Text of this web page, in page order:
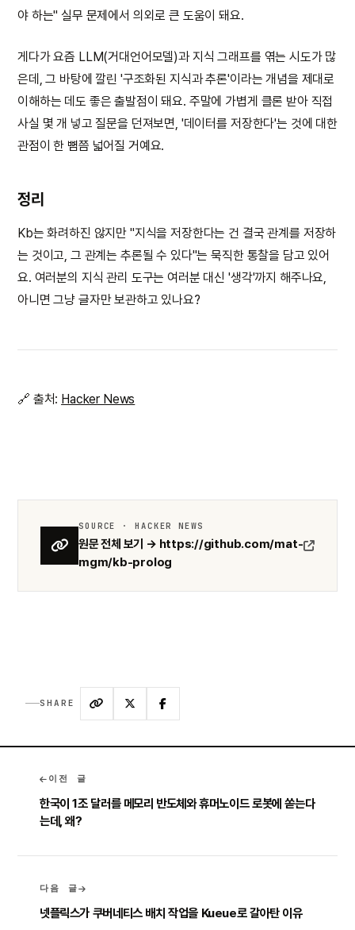
야 하는" 실무 문제에서 의외로 큰 도움이 돼요.
게다가 요즘 LLM(거대언어모델)과 지식 그래프를 엮는 시도가 많
은데, 그 바탕에 깔린 '구조화된 지식과 추론'이라는 개념을 제대로
이해하는 데도 좋은 출발점이 돼요. 주말에 가볍게 클론 받아 직접
사실 몇 개 넣고 질문을 던져보면, '데이터를 저장한다'는 것에 대한
관점이 한 뼘쯤 넓어질 거예요.
정리
Kb는 화려하진 않지만 "지식을 저장한다는 건 결국 관계를 저장하
는 것이고, 그 관계는 추론될 수 있다"는 묵직한 통찰을 담고 있어
요. 여러분의 지식 관리 도구는 여러분 대신 '생각'까지 해주나요,
아니면 그냥 글자만 보관하고 있나요?
🔗 출처: Hacker News
SOURCE · HACKER NEWS
원문 전체 보기 → https://github.com/mat-
mgm/kb-prolog
SHARE
이전 글
한국이 1조 달러를 메모리 반도체와 휴머노이드 로봇에 쏟는다
는데, 왜?
다음 글
넷플릭스가 쿠버네티스 배치 작업을 Kueue로 갈아탄 이유